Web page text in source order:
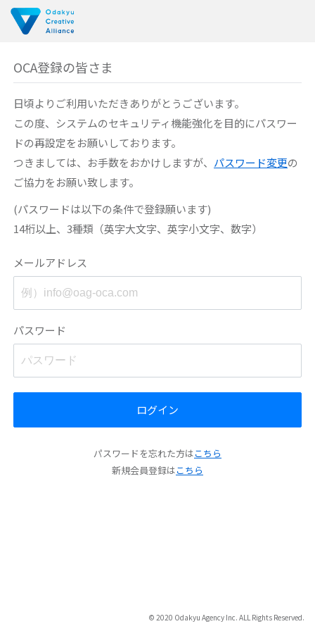
OCA登録の皆さま
日頃よりご利用いただきありがとうございます。
この度、システムのセキュリティ機能強化を目的にパスワー
ドの再設定をお願いしております。
つきましては、お手数をおかけしますが、 パスワード変更の
ご協力をお願い致します。
(パスワードは以下の条件で登録願います)
14桁以上、3種類（英字大文字、英字小文字、数字）
メールアドレス
パスワード
ログイン
パスワードを忘れた方はこちら
新規会員登録はこちら
© 2020 Odakyu Agency Inc. ALL Rights Reserved.